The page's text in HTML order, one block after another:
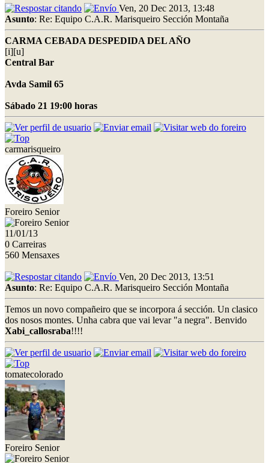
Ven, 20 Dec 2013, 13:48
Asunto: Re: Equipo C.A.R. Marisqueiro Sección Montaña
CARMA CEBADA DESPEDIDA DEL AÑO
[i][u]
Central Bar
Avda Samil 65
Sábado 21 19:00 horas
carmarisqueiro
Foreiro Senior
11/01/13
0 Carreiras
560 Mensaxes
Ven, 20 Dec 2013, 13:51
Asunto: Re: Equipo C.A.R. Marisqueiro Sección Montaña
Temos un novo compañeiro que se incorpora á sección. Un clasico
dos nosos montes. Unha cabra que vai levar "a negra". Benvido
Xabi_callosraba!!!!
tomatecolorado
Foreiro Senior